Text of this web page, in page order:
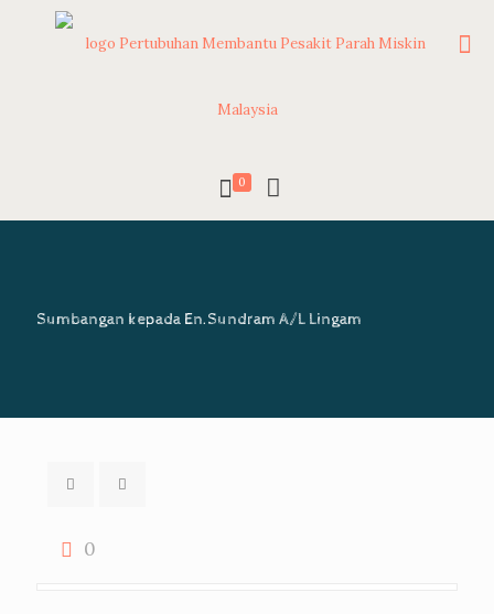
0
Sumbangan kepada En.Sundram A/L Lingam
0